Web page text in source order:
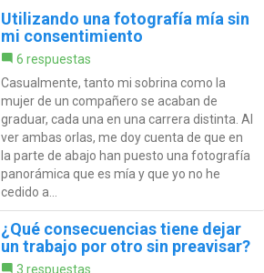
Utilizando una fotografía mía sin
mi consentimiento
6 respuestas
Casualmente, tanto mi sobrina como la
mujer de un compañero se acaban de
graduar, cada una en una carrera distinta. Al
ver ambas orlas, me doy cuenta de que en
la parte de abajo han puesto una fotografía
panorámica que es mía y que yo no he
cedido a...
¿Qué consecuencias tiene dejar
un trabajo por otro sin preavisar?
3 respuestas